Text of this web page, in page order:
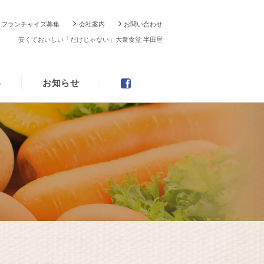
フランチャイズ募集 会社案内 お問い合わせ
安くておいしい「だけじゃない」大衆食堂 半田屋
お知らせ